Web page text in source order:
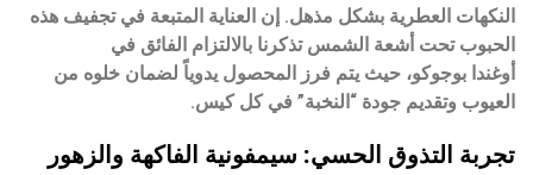
النكهات العطرية بشكل مذهل. إن العناية المتبعة في تجفيف هذه
الحبوب تحت أشعة الشمس تذكرنا بالالتزام الفائق في
أوغندا بوجوكو، حيث يتم فرز المحصول يدوياً لضمان خلوه من
العيوب وتقديم جودة “النخبة” في كل كيس.
تجربة التذوق الحسي: سيمفونية الفاكهة والزهور